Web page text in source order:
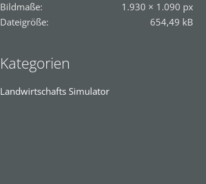
Bildmaße
1.930 × 1.090 px
Dateigröße
654,49 kB
Kategorien
Landwirtschafts Simulator